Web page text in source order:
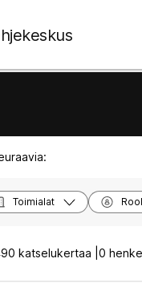
Toimialat
katselukertaa | 0